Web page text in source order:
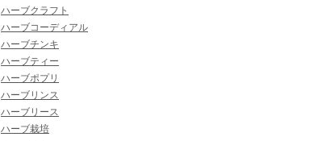
ハーブクラフト
ハーブコーディアル
ハーブチンキ
ハーブティー
ハーブポプリ
ハーブリンス
ハーブリース
ハーブ栽培